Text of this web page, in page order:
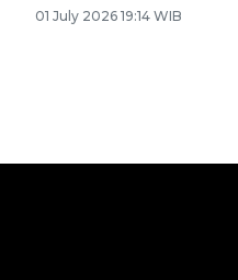
01 July 2026 19:14 WIB